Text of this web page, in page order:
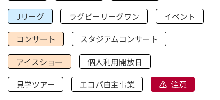
Jリーグ
ラグビーリーグワン
イベント
コンサート
スタジアムコンサート
アイスショー
個人利用開放日
見学ツアー
エコパ自主事業
注意